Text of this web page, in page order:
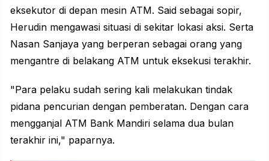
eksekutor di depan mesin ATM. Said sebagai sopir,
Herudin mengawasi situasi di sekitar lokasi aksi. Serta
Nasan Sanjaya yang berperan sebagai orang yang
mengantre di belakang ATM untuk eksekusi terakhir.
"Para pelaku sudah sering kali melakukan tindak
pidana pencurian dengan pemberatan. Dengan cara
mengganjal ATM Bank Mandiri selama dua bulan
terakhir ini," paparnya.